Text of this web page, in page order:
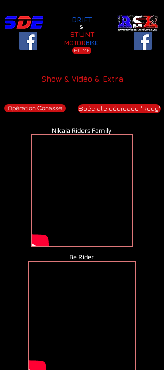
DRIFT
&
STUNT
MOTORBIKE
HOME
Show & Vidéo & Extra
Opération Conasse Spéciale dédicace "Redg"
Nikaia Riders Family
Be Rider